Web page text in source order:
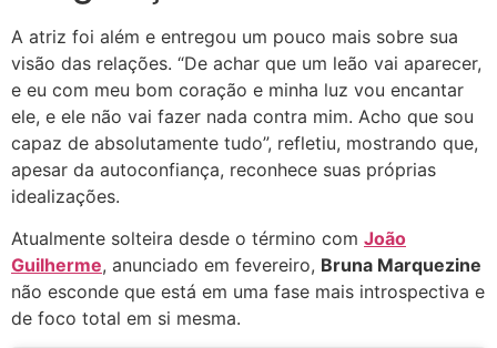
A atriz foi além e entregou um pouco mais sobre sua
visão das relações. “De achar que um leão vai aparecer,
e eu com meu bom coração e minha luz vou encantar
ele, e ele não vai fazer nada contra mim. Acho que sou
capaz de absolutamente tudo”, refletiu, mostrando que,
apesar da autoconfiança, reconhece suas próprias
idealizações.
Atualmente solteira desde o término com João
Guilherme, anunciado em fevereiro, Bruna Marquezine
não esconde que está em uma fase mais introspectiva e
de foco total em si mesma.